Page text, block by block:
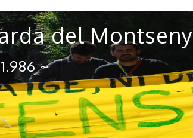
del Montseny
~